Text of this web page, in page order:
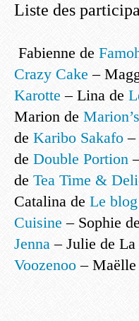
Liste des
Fabienne de
Crazy Cake –
Karotte – Lina de
Marion de
de Karibo Sakafo –
de Double Portion
de Tea Time &
Catalina de Le
Cuisine – Sophie de
Jenna – Julie de
Voozenoo – Maëlle